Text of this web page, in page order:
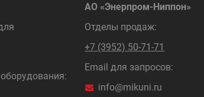
АО «Энерпром-Ниппон»
Отделы продаж:
+7 (3952) 50-71-71
Email для запросов:
info@mikuni.ru